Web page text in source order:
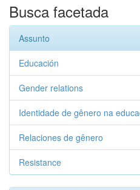
Busca facetada
Assunto
Educación
Gender relations
Identidade de gênero na
Relaciones de gênero
Resistance